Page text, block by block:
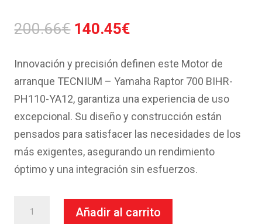
200.66€ El
original
era:
200.66€.
140.45€
actual
es:
140.45€.
Innovación y precisión definen este Motor de
arranque TECNIUM – Yamaha Raptor 700 BIHR-
PH110-YA12, garantiza una experiencia de uso
excepcional. Su diseño y construcción están
pensados para satisfacer las necesidades de los
más exigentes, asegurando un rendimiento
óptimo y una integración sin esfuerzos.
Añadir al carrito